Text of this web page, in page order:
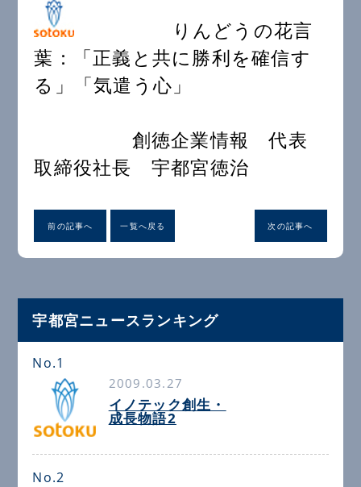
りんどうの花言
葉：「正義と共に勝利を確信す
る」「気遣う心」
創徳企業情報 代表
取締役社長 宇都宮徳治
前の記事へ 一覧へ戻る 次の記事へ
宇都宮ニュースランキング
No.1
2009.03.27
イノテック創生・
成長物語2
No.2